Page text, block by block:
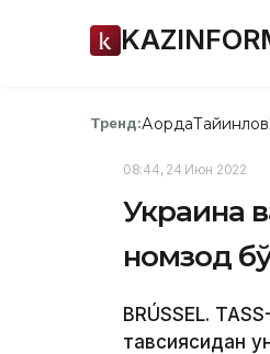
Тренд:АқордаТайинлов
08:44, 24 Июн 2022
Украина
номзод
BRÚSSEL.
тавсиясидан